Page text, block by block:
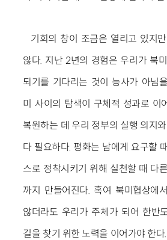
기회의 창이 조금은 열리고 있지
않다. 지난 2년의 경험은 우리가 북
되기를 기다리는 것이 능사가 아님
미 사이의 탐색이 구체적 성과로 이
복원하는 데 우리 정부의 실행 의지
다 필요하다. 평화는 남에게 요구할
스로 정착시키기 위해 실천할 때 다
까지 만들어진다. 혹여 북미협상에
않더라도 우리가 주체가 되어 한반
길을 찾기 위한 노력을 이어가야 한다.